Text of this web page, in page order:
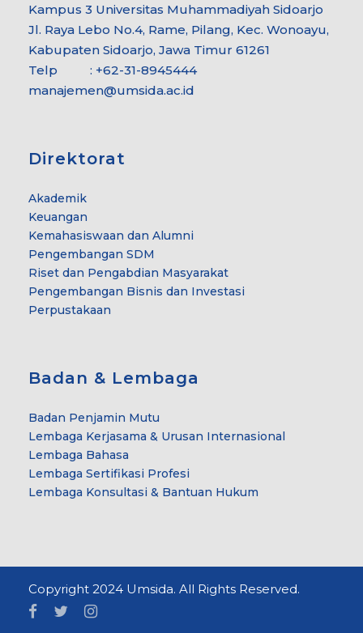
Kampus 3 Universitas Muhammadiyah Sidoarjo
Jl. Raya Lebo No.4, Rame, Pilang, Kec. Wonoayu,
Kabupaten Sidoarjo, Jawa Timur 61261
Telp : +62-31-8945444
manajemen@umsida.ac.id
Direktorat
Akademik
Keuangan
Kemahasiswaan dan Alumni
Pengembangan SDM
Riset dan Pengabdian Masyarakat
Pengembangan Bisnis dan Investasi
Perpustakaan
Badan & Lembaga
Badan Penjamin Mutu
Lembaga Kerjasama & Urusan Internasional
Lembaga Bahasa
Lembaga Sertifikasi Profesi
Lembaga Konsultasi & Bantuan Hukum
Copyright 2024 Umsida. All Rights Reserved.